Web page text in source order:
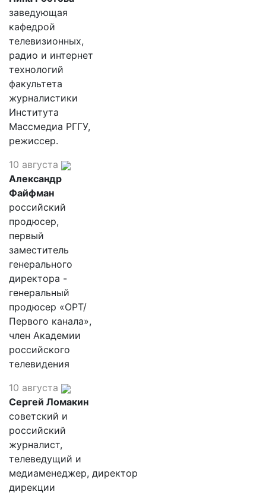
заведующая
кафедрой
телевизионных,
радио и интернет
технологий
факультета
журналистики
Института
Массмедиа РГГУ,
режиссер.
10 августа
Александр
Файфман
российский
продюсер,
первый
заместитель
генерального
директора -
генеральный
продюсер «ОРТ/
Первого канала»,
член Академии
российского
телевидения
10 августа
Сергей Ломакин
советский и
российский
журналист,
телеведущий и
медиаменеджер, директор
дирекции